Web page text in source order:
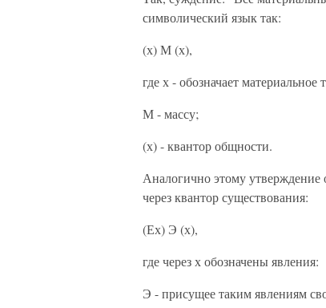
символический язык так:
(х) М (х),
где х - обозначает материальное
М - массу;
(х) - квантор общности.
Аналогично этому
через квантор существования:
(Ех) Э (х),
где через х обозначены явления:
Э - присущее таким явлениям